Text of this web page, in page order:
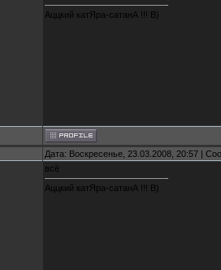
Аццкий катЯра-сатанА !!! B)
Дата: Воскресенье, 23.03.2008, 20:57 |
всё
Аццкий катЯра-сатанА !!! B)